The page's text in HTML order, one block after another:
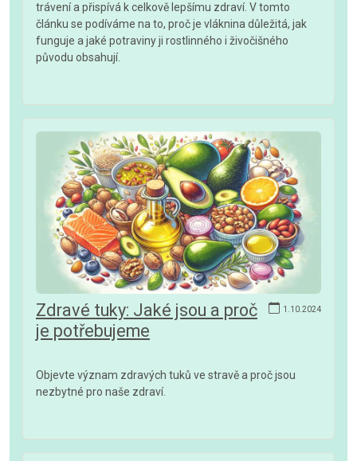
trávení a přispívá k celkově lepšímu zdraví. V tomto
článku se podíváme na to, proč je vláknina důležitá, jak
funguje a jaké potraviny ji rostlinného i živočišného
původu obsahují.
1.10.2024
Zdravé tuky: Jaké jsou a proč
je potřebujeme
Objevte význam zdravých tuků ve stravě a proč jsou
nezbytné pro naše zdraví.